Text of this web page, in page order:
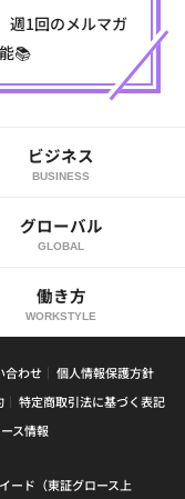
週1回のメルマガ
📚
ビジネス
BUSINESS
グローバル
GLOBAL
働き方
WORKSTYLE
合わせ
個人情報保護方針
特定商取引法に基づく表記
ス情報
ード（東証グロース上